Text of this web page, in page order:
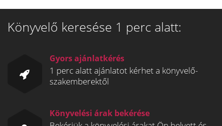
Könyvelő keresése 1 perc alatt:
Gyors ajánlatkérés
1 perc alatt ajánlatot kérhet a könyvelő-
szakemberektől
Könyvelési árak bekérése